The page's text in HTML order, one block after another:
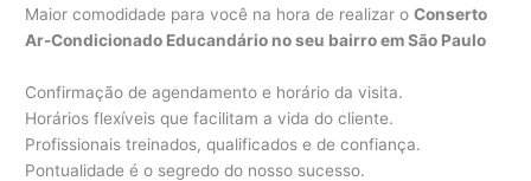
Maior comodidade para você na hora de realizar oConserto
Ar-Condicionado Educandário no seu bairro em São Paulo
Confirmação de agendamento e horário da visita.
Horários flexíveis que facilitam a vida do cliente.
Profissionais treinados, qualificados e de confiança.
Pontualidade é o segredo do nosso sucesso.